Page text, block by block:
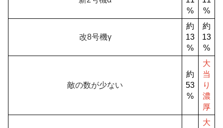
%
%
改8号機γ
約
13
%
約
13
%
敵の数が少ない
約
53
%
大
当
り
濃
厚
大